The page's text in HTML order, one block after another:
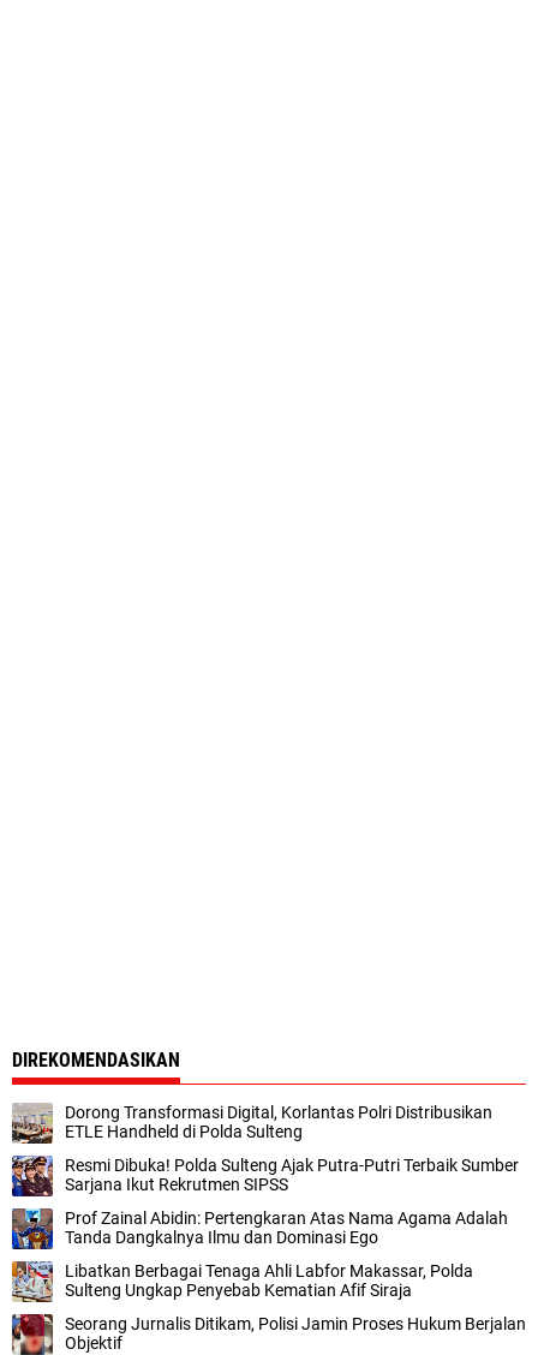
DIREKOMENDASIKAN
Dorong Transformasi Digital, Korlantas Polri Distribusikan
ETLE Handheld di Polda Sulteng
Resmi Dibuka! Polda Sulteng Ajak Putra-Putri Terbaik Sumber
Sarjana Ikut Rekrutmen SIPSS
Prof Zainal Abidin: Pertengkaran Atas Nama Agama Adalah
Tanda Dangkalnya Ilmu dan Dominasi Ego
Libatkan Berbagai Tenaga Ahli Labfor Makassar, Polda
Sulteng Ungkap Penyebab Kematian Afif Siraja
Seorang Jurnalis Ditikam, Polisi Jamin Proses Hukum Berjalan
Objektif